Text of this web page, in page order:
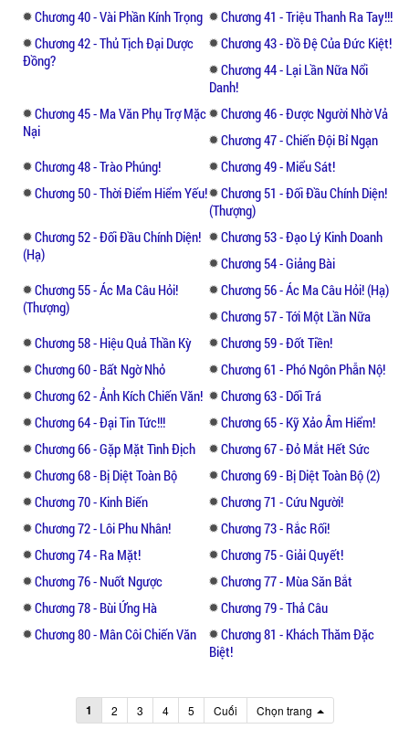
Chương 40 - Vài Phần Kính Trọng
Chương 41 - Triệu Thanh Ra Tay!!!
Chương 42 - Thủ Tịch Đại Dược
Đồng?
Chương 43 - Đồ Đệ Của Đức Kiệt!
Chương 44 - Lại Lần Nữa Nổi
Danh!
Chương 45 - Ma Văn Phụ Trợ Mặc
Nại
Chương 46 - Được Người Nhờ Vả
Chương 47 - Chiến Đội Bỉ Ngạn
Chương 48 - Trào Phúng!
Chương 49 - Miểu Sát!
Chương 50 - Thời Điểm Hiểm Yếu!
Chương 51 - Đối Đầu Chính Diện!
(Thượng)
Chương 52 - Đối Đầu Chính Diện!
(Hạ)
Chương 53 - Đạo Lý Kinh Doanh
Chương 54 - Giảng Bài
Chương 55 - Ác Ma Câu Hỏi!
(Thượng)
Chương 56 - Ác Ma Câu Hỏi! (Hạ)
Chương 57 - Tới Một Lần Nữa
Chương 58 - Hiệu Quả Thần Kỳ
Chương 59 - Đốt Tiền!
Chương 60 - Bất Ngờ Nhỏ
Chương 61 - Phó Ngôn Phẫn Nộ!
Chương 62 - Ảnh Kích Chiến Văn!
Chương 63 - Dối Trá
Chương 64 - Đại Tin Tức!!!
Chương 65 - Kỹ Xảo Âm Hiểm!
Chương 66 - Gặp Mặt Tình Địch
Chương 67 - Đỏ Mắt Hết Sức
Chương 68 - Bị Diệt Toàn Bộ
Chương 69 - Bị Diệt Toàn Bộ (2)
Chương 70 - Kinh Biến
Chương 71 - Cứu Người!
Chương 72 - Lôi Phu Nhân!
Chương 73 - Rắc Rối!
Chương 74 - Ra Mặt!
Chương 75 - Giải Quyết!
Chương 76 - Nuốt Ngược
Chương 77 - Mùa Săn Bắt
Chương 78 - Bùi Ứng Hà
Chương 79 - Thả Câu
Chương 80 - Mân Côi Chiến Văn
Chương 81 - Khách Thăm Đặc
Biệt!
1 2 3 4 5 Cuối Chọn trang